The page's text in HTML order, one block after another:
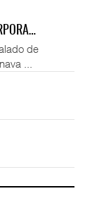
de
...